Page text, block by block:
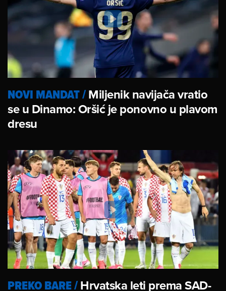
NOVI MANDAT/Miljenik navijača vratio
se u Dinamo: Oršić je ponovno u plavom
dresu
PREKO BARE/Hrvatska leti prema SAD-